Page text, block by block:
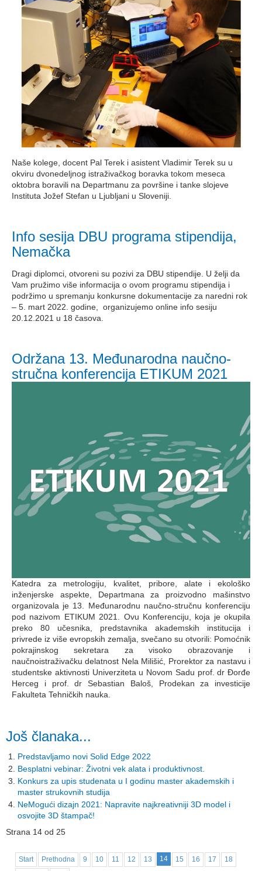
Naše kolege, docent Pal Terek i asistent Vladimir Terek su u
okviru dvonedeljnog istraživačkog boravka tokom meseca
oktobra boravili na Departmanu za površine i tanke slojeve
Instituta Jožef Stefan u Ljubljani u Sloveniji.
Info sesija DBU programa stipendija,
Nemačka
Dragi diplomci, otvoreni su pozivi za DBU stipendije. U želji da
Vam pružimo više informacija o ovom programu stipendija i
podržimo u spremanju konkursne dokumentacije za naredni rok
– 5. mart 2022. godine, organizujemo online info sesiju
20.12.2021 u 18 časova.
Održana 13. Međunarodna naučno-
stručna konferencija ETIKUM 2021
Katedra za metrologiju, kvalitet, pribore, alate i ekološko
inženjerske aspekte, Departmana za proizvodno mašinstvo
organizovala je 13. Međunarodnu naučno-stručnu konferenciju
pod nazivom ETIKUM 2021. Ovu Konferenciju, koja je okupila
preko 80 učesnika, predstavnika akademskih institucija i
privrede iz više evropskih zemalja, svečano su otvorili: Pomoćnik
pokrajinskog sekretara za visoko obrazovanje i
naučnoistraživačku delatnost Nela Milišić, Prorektor za nastavu i
studentske aktivnosti Univerziteta u Novom Sadu prof. dr Đorđe
Herceg i prof. dr Sebastian Baloš, Prodekan za investicije
Fakulteta Tehničkih nauka.
Još članaka...
Predstavljamo novi Solid Edge 2022
Besplatni vebinar: Životni vek alata i produktivnost.
Konkurs za upis studenata u I godinu master akademskih i
master strukovnih studija
NeMogući dizajn 2021: Napravite najkreativniji 3D model i
osvojite 3D štampač!
Strana 14 od 25
Start Prethodna 9 10 11 12 13 14 15 16 17 18